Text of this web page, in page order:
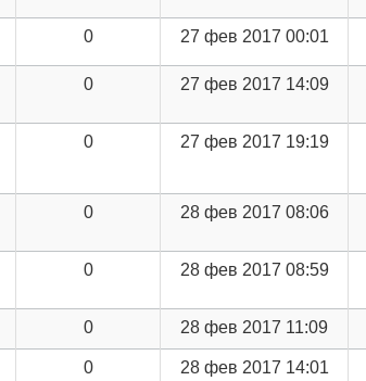
0 27 фев 2017 00:01
0 27 фев 2017 14:09
0 27 фев 2017 19:19
0 28 фев 2017 08:06
0 28 фев 2017 08:59
0 28 фев 2017 11:09
0 28 фев 2017 14:01